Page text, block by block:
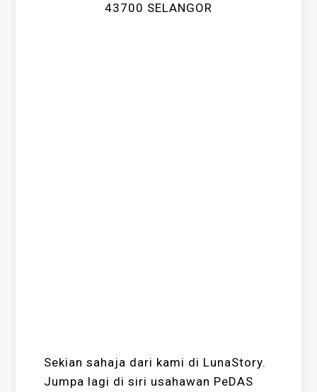
43700 SELANGOR
Sekian sahaja dari kami di LunaStory.
Jumpa lagi di siri usahawan PeDAS